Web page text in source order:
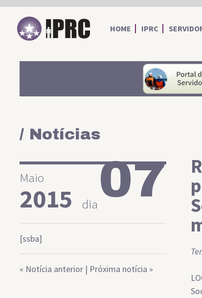
IPRC
HOME IPRC
/ Notícias
Maio
2015 dia07
[ssba]
« Notícia anterior | Próxima notícia »